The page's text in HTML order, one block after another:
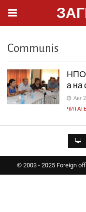
Communis
НПО
а на
Авг
© 2003 - 2025 Foreign